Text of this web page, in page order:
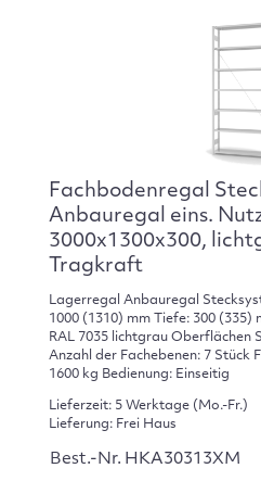
Fachbodenregal
Anbauregal eins.
3000x1300x300,
Tragkraft
Lagerregal Anbauregal
1000 (1310) mm Tiefe: 300 (335)
RAL 7035 lichtgrau Oberflächen
Anzahl der Fachebenen: 7 Stück
1600 kg Bedienung: Einseitig
Lieferzeit: 5 Werktage (Mo.-Fr.)
Lieferung: Frei Haus
Best.-Nr. HKA30313XM